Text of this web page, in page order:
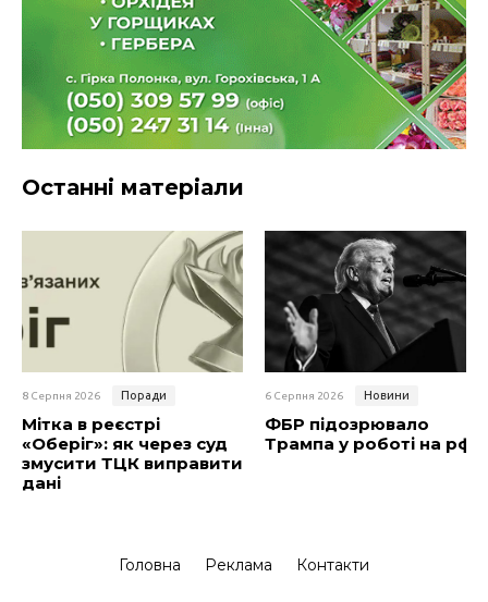
Останні матеріали
8 Серпня 2026 Поради
Мітка в реєстрі
«Оберіг»: як через суд
змусити ТЦК виправити
дані
6 Серпня 2026 Новини
ФБР підозрювало
Трампа у роботі на рф
Головна Реклама Контакти